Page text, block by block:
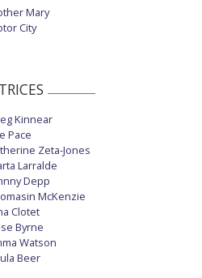
Mary
City
Kinnear
Pace
Zeta-Jones
Larralde
Depp
McKenzie
Clotet
Byrne
Watson
Beer